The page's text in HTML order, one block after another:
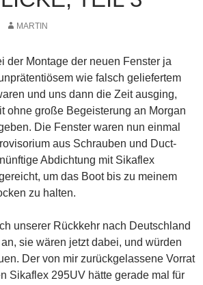
MARTIN
der Montage der neuen Fenster ja
wie falsch geliefertem
und uns dann die Zeit ausging,
ohne große Begeisterung an Morgan
Die Fenster waren nun einmal
aus Schrauben und Duct-
Abdichtung mit Sikaflex
um das Boot bis zu meinem
zu halten.
unserer Rückkehr nach Deutschland
sie wären jetzt dabei, und würden
Der von mir zurückgelassene Vorrat
Sikaflex 295UV hätte gerade mal für